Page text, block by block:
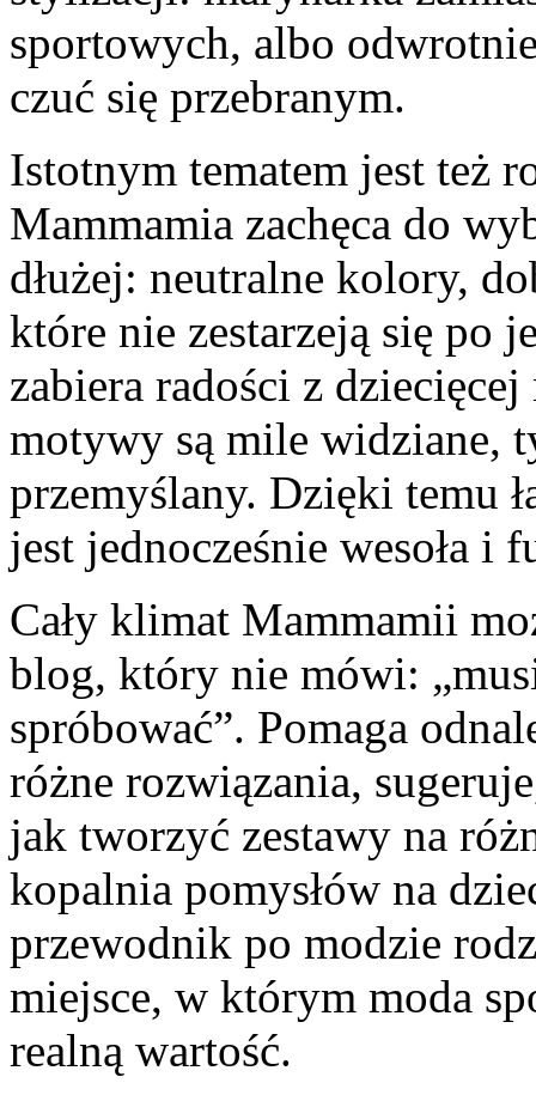
sportowych, albo
czuć się przebranym.
Istotnym tematem jest też
Mammamia zachęca do
dłużej: neutralne kolory,
które nie zestarzeją się po
zabiera radości z
motywy są mile widziane,
przemyślany. Dzięki temu
jest jednocześnie wesoła i
Cały klimat Mammamii
blog, który nie mówi:
spróbować”. Pomaga
różne rozwiązania,
jak tworzyć zestawy na
kopalnia pomysłów na
przewodnik po modzie
miejsce, w którym moda
realną wartość.